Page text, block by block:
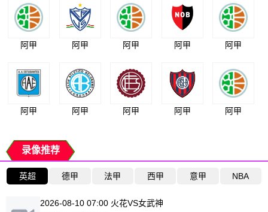
阿甲 阿甲 阿甲 阿甲 阿甲
阿甲 阿甲 阿甲 阿甲 阿甲
录像推荐
英超 德甲 法甲 西甲 意甲 NBA
2026-08-10 07:00 火花VS女武神